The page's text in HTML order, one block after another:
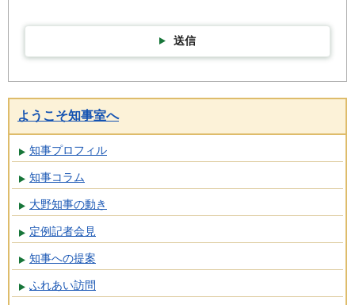
送信
ようこそ知事室へ
知事プロフィル
知事コラム
大野知事の動き
定例記者会見
知事への提案
ふれあい訪問